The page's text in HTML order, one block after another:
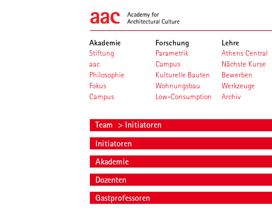
Akademie
Stiftung
aac
Philosophie
Fokus
Campus
Forschung
Parametrik
Campus
Kulturelle Bauten
Wohnungsbau
Low-Consumption
Lehre
Athens Central
Nächste Kurse
Bewerben
Werkzeuge
Archiv
Team > Initiatoren
Initiatoren
Akademie
Dozenten
Gastprofessoren